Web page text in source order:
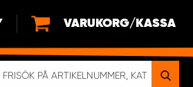
VARUKORG/KASSA